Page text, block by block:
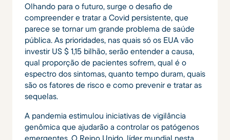
Olhando para o futuro, surge o desafio de
compreender e tratar a Covid persistente, que
parece se tornar um grande problema de saúde
pública. As prioridades, nas quais só os EUA vão
investir US $ 1,15 bilhão, serão entender a causa,
qual proporção de pacientes sofrem, qual é o
espectro dos sintomas, quanto tempo duram, quais
são os fatores de risco e como prevenir e tratar as
sequelas.
A pandemia estimulou iniciativas de vigilância
genômica que ajudarão a controlar os patógenos
emergentes. O Reino Unido, líder mundial nesta